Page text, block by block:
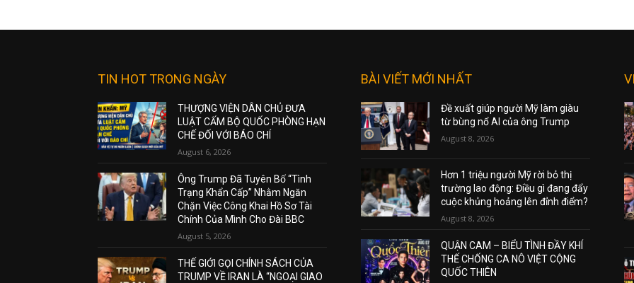
TIN HOT TRONG NGÀY
THƯỢNG VIỆN DÂN CHỦ ĐƯA
LUẬT CẤM BỘ QUỐC PHÒNG HẠN
CHẾ ĐỐI VỚI BÁO CHÍ
August 6, 2026
Ông Trump Đã Tuyên Bố “Tình
Trạng Khẩn Cấp” Nhằm Ngăn
Chặn Việc Công Khai Hồ Sơ Tài
Chính Của Mình Cho Đài BBC
August 5, 2026
THẾ GIỚI GỌI CHÍNH SÁCH CỦA
TRUMP VỀ IRAN LÀ “NGOẠI GIAO
BÀI VIẾT MỚI NHẤT
Đề xuất giúp người Mỹ làm giàu
từ bùng nổ AI của ông Trump
August 8, 2026
Hơn 1 triệu người Mỹ rời bỏ thị
trường lao động: Điều gì đang đẩy
cuộc khủng hoảng lên đỉnh điểm?
August 8, 2026
QUẬN CAM – BIỂU TÌNH ĐẦY KHÍ
THẾ CHỐNG CA NÔ VIỆT CỘNG
QUỐC THIÊN